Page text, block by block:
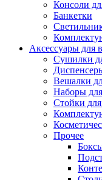
Консоли
Банкетки
Аксессуары для
Сушилки
Вешалки
Наборы
Стойки
Прочее